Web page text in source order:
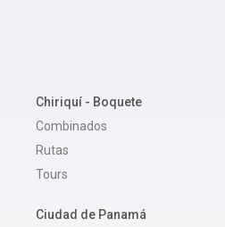
Chiriquí - Boquete
Combinados
Rutas
Tours
Ciudad de Panamá